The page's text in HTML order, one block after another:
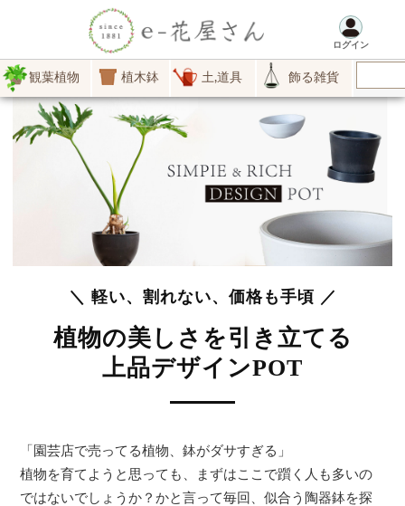
ログイン
観葉植物 植木鉢 土,道具 飾る雑貨
＼ 軽い、割れない、価格も手頃 ／
植物の美しさを引き立てる
上品デザインPOT
「園芸店で売ってる植物、鉢がダサすぎる」
植物を育てようと思っても、まずはここで躓く人も多いの
ではないでしょうか？かと言って毎回、似合う陶器鉢を探